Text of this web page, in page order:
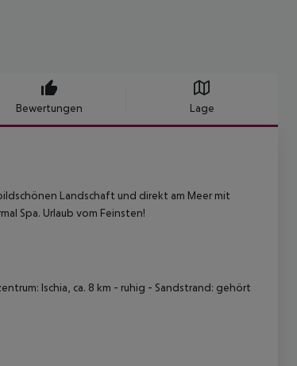
Bewertungen Lage
Landschaft und direkt am Meer mit
Spa. Urlaub vom Feinsten!
Ischia, ca. 8 km - ruhig - Sandstrand: gehört